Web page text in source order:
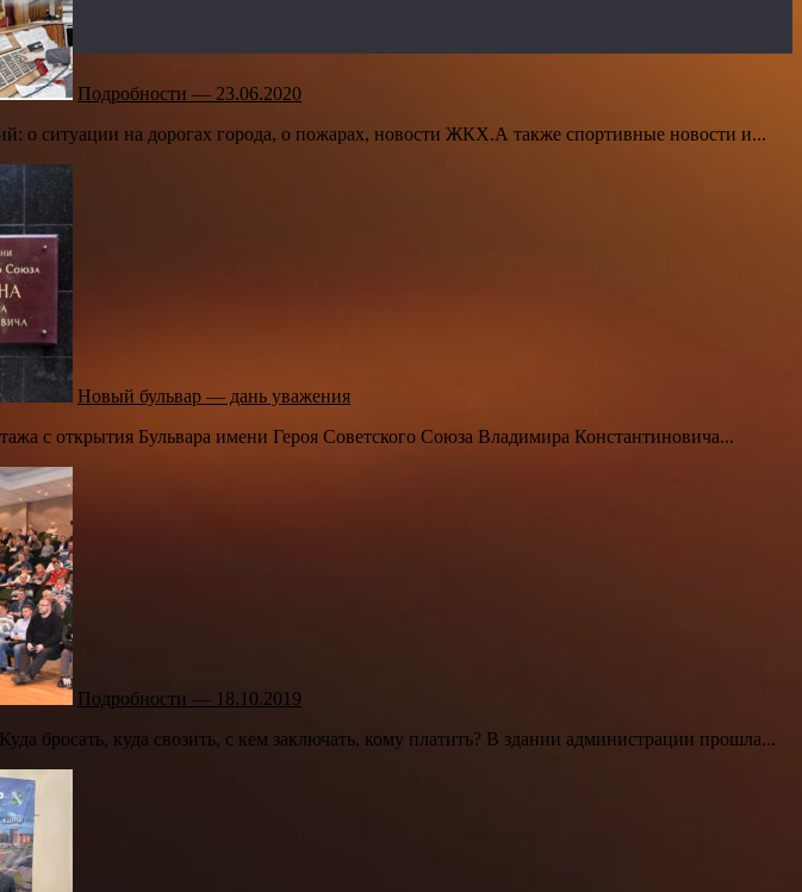
Подробности — 23.06.2020
о ситуации на дорогах города, о пожарах, новости ЖКХ.А также спортивные новости и...
Новый бульвар — дань уважения
с открытия Бульвара имени Героя Советского Союза Владимира Константиновича...
Подробности — 18.10.2019
бросать, куда свозить, с кем заключать, кому платить? В здании администрации прошла...